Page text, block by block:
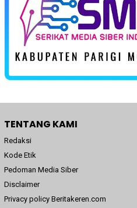
TENTANG KAMI
Redaksi
Kode Etik
Pedoman Media Siber
Disclaimer
Privacy policy Beritakeren.com